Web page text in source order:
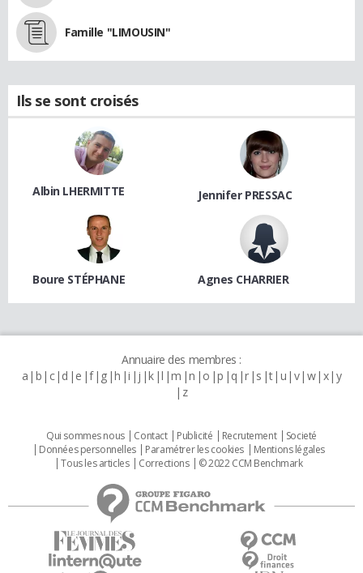
Famille "LIMOUSIN"
Ils se sont croisés
Albin LHERMITTE Jennifer PRESSAC
Boure STÉPHANE Agnes CHARRIER
Annuaire des membres :
a b c d e f g h i j k l m n o p q r s t u v w x y
z
Qui sommes nous Contact Publicité Recrutement
Societé
Données personnelles
Paramétrer les cookies
Mentions légales
Tous les articles
Corrections © 2022 CCM Benchmark